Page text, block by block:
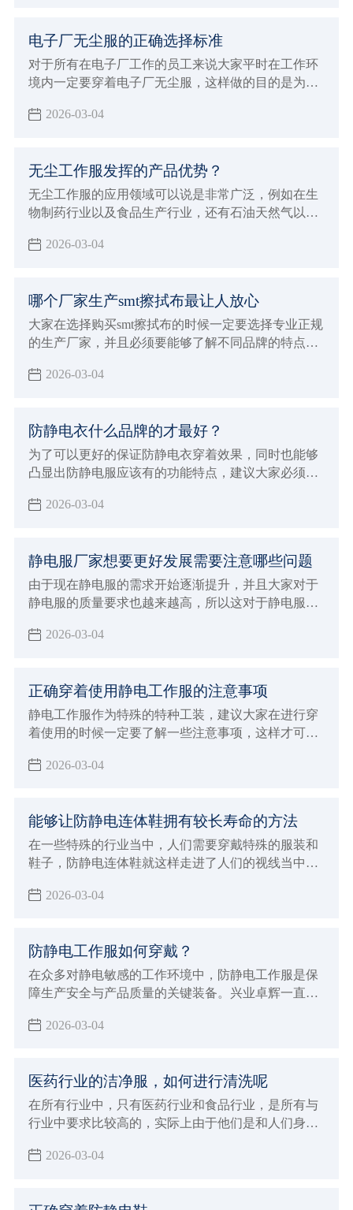
电子厂无尘服的正确选择标准
对于所有在电子厂工作的员工来说大家平时在工作环
境内一定要穿着电子厂无尘服，这样做的目的是为了
种电子仪器造成损伤
2026-03-04
无尘工作服发挥的产品优势？
无尘工作服的应用领域可以说是非常广泛，例如在生
物制药行业以及食品生产行业，还有石油天然气以及
工要求，在进行穿着的时候非常贴身舒适，而且能够
的优点，在进行应用的过程当中也能够展现出非常多
的产品优势，可以满足各种不同环境的严苛要求。
2026-03-04
哪个厂家生产smt擦拭布最让人放心
大家在选择购买smt擦拭布的时候一定要选择专业正规
的生产厂家，并且必须要能够了解不同品牌的特点，
影响到自己对于smt擦拭布的使用效果，建议大家必须
心，选择专业正规值得信赖的厂家来进行生产，在合
作的时候自然就会给大家带来更好的体验，也能够发
挥出更好的生产加工优势。
2026-03-04
防静电衣什么品牌的才最好？
为了可以更好的保证防静电衣穿着效果，同时也能够
凸显出防静电服应该有的功能特点，建议大家必须要
注意事项，在整个选购的过程当中就变得至关重要，
2026-03-04
静电服厂家想要更好发展需要注意哪些问题
由于现在静电服的需求开始逐渐提升，并且大家对于
静电服的质量要求也越来越高，所以这对于静电服厂
存的状态，如果想要能够让自己的厂家得到更好的发
2026-03-04
正确穿着使用静电工作服的注意事项
静电工作服作为特殊的特种工装，建议大家在进行穿
着使用的时候一定要了解一些注意事项，这样才可以
2026-03-04
能够让防静电连体鞋拥有较长寿命的方法
在一些特殊的行业当中，人们需要穿戴特殊的服装和
鞋子，防静电连体鞋就这样走进了人们的视线当中，
以自然希望它能够有较长的使用寿命，那么如何才能
2026-03-04
防静电工作服如何穿戴？
在众多对静电敏感的工作环境中，防静电工作服是保
障生产安全与产品质量的关键装备。兴业卓辉一直致
家详细介绍防静电工作服的正确穿戴方法及其重要意
2026-03-04
医药行业的洁净服，如何进行清洗呢
在所有行业中，只有医药行业和食品行业，是所有与
行业中要求比较高的，实际上由于他们是和人们身体
的洁净度上有如此高的要求，今天，小编和大家了解
2026-03-04